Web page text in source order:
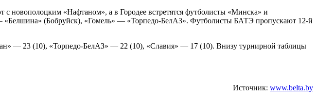
новополоцким «Нафтаном», а в Городее встретятся футболисты «Минска» и
(Бобруйск), «Гомель» — «Торпедо-БелАЗ». Футболисты БАТЭ пропускают 12-й
— 23 (10), «Торпедо-БелАЗ» — 22 (10), «Славия» — 17 (10). Внизу турнирной таблицы
Источник: www.belta.by